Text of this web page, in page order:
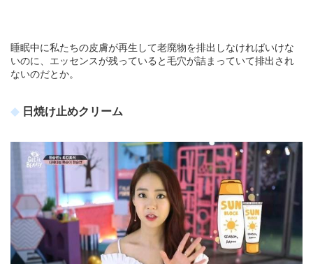
睡眠中に私たちの皮膚が再生して老廃物を排出しなければいけな
いのに、エッセンスが残っていると毛穴が詰まっていて排出され
ないのだとか。
日焼け止めクリーム